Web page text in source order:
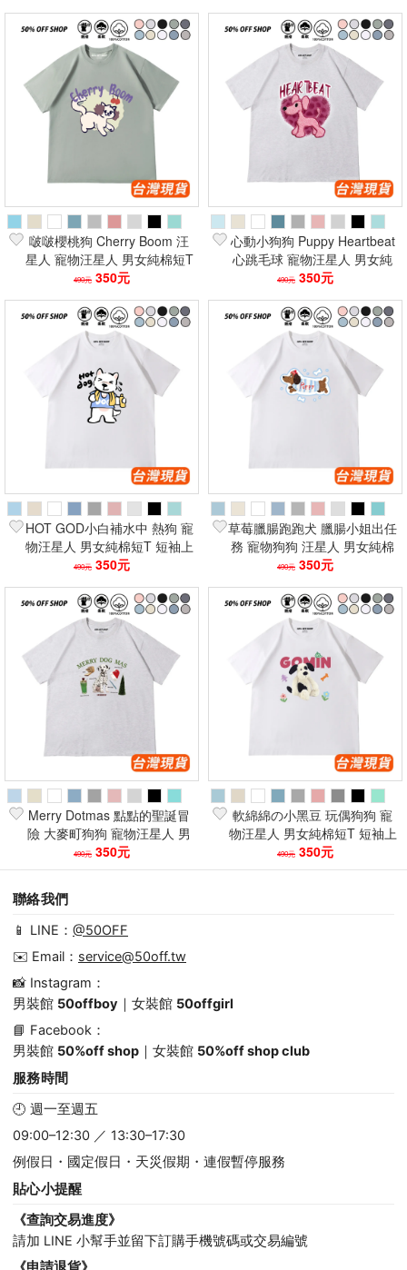
啵啵櫻桃狗 Cherry Boom 汪
星人 寵物汪星人 男女純棉短T
短袖上衣 台灣製 短袖T恤
490元 350元
心動小狗狗 Puppy Heartbeat
心跳毛球 寵物汪星人 男女純
棉短T 短袖上衣 台灣製
490元 350元
HOT GOD小白補水中 熱狗 寵
物汪星人 男女純棉短T 短袖上
衣 台灣製 短袖T恤
490元 350元
草莓臘腸跑跑犬 臘腸小姐出任
務 寵物狗狗 汪星人 男女純棉
短T 短袖上衣 台灣製 短袖T恤
490元 350元
Merry Dotmas 點點的聖誕冒
險 大麥町狗狗 寵物汪星人 男
女純棉短T 短袖上衣 台灣製
490元 350元
軟綿綿の小黑豆 玩偶狗狗 寵
物汪星人 男女純棉短T 短袖上
衣 台灣製 短袖T恤
490元 350元